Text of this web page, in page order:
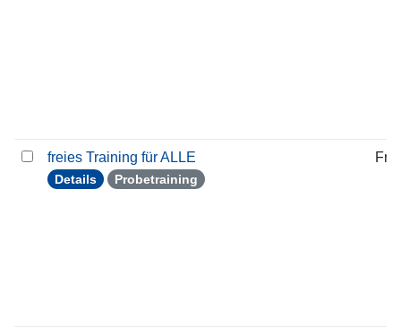
freies Training für ALLE
Details Probetraining